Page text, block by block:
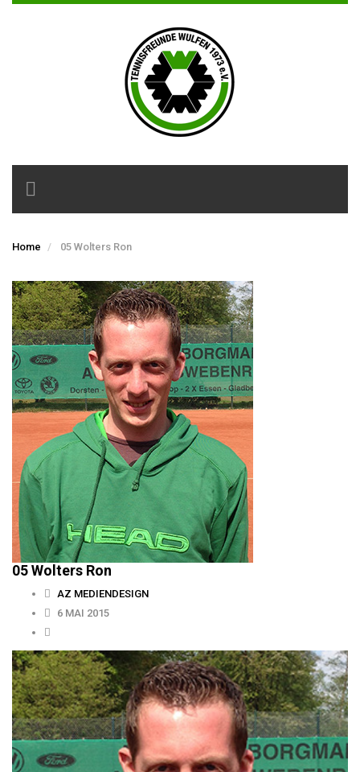
Toggle
navigation
Home 05 Wolters Ron
05 Wolters Ron
AZ MEDIENDESIGN
6 MAI 2015